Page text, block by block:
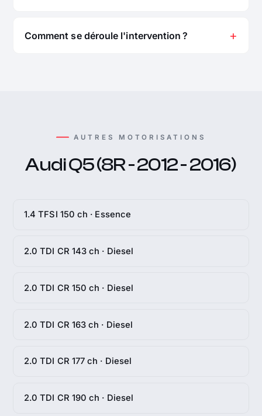
Comment se déroule l'intervention ?
AUTRES MOTORISATIONS
Audi Q5 (8R - 2012 - 2016)
1.4 TFSI 150 ch · Essence
2.0 TDI CR 143 ch · Diesel
2.0 TDI CR 150 ch · Diesel
2.0 TDI CR 163 ch · Diesel
2.0 TDI CR 177 ch · Diesel
2.0 TDI CR 190 ch · Diesel